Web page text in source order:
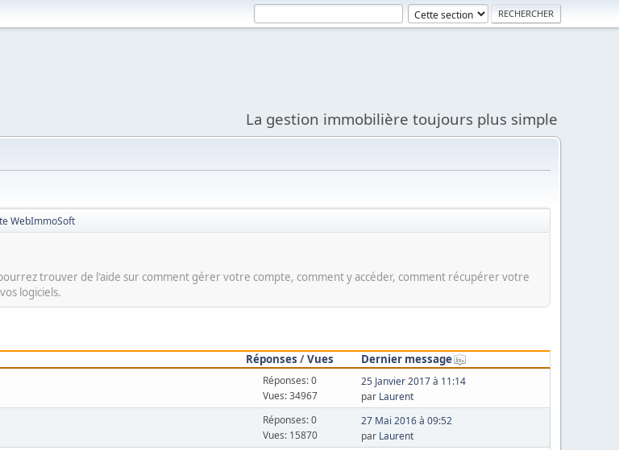
La gestion immobilière toujours plus simple
WebImmoSoft
trouver de l'aide sur comment gérer votre compte, comment y accéder, comment récupérer votre
logiciels.
Réponses /Vues
Dernier message
Réponses: 0
Vues: 34967
25 Janvier 2017 à 11:14
par Laurent
Réponses: 0
Vues: 15870
27 Mai 2016 à 09:52
par Laurent